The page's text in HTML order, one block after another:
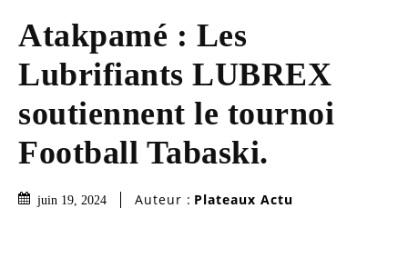
Atakpamé : Les
Lubrifiants LUBREX
soutiennent le tournoi
Football Tabaski.
juin 19, 2024 Auteur : Plateaux Actu